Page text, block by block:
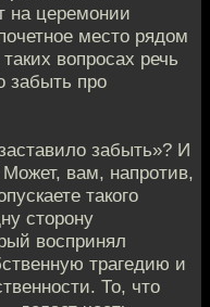
на церемонии
место рядом
вопросах речь
забыть про
забыть»? И
Может, вам, напротив,
такого
сторону
воспринял
трагедию и
То, что